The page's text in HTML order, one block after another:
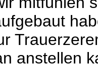
anstellen